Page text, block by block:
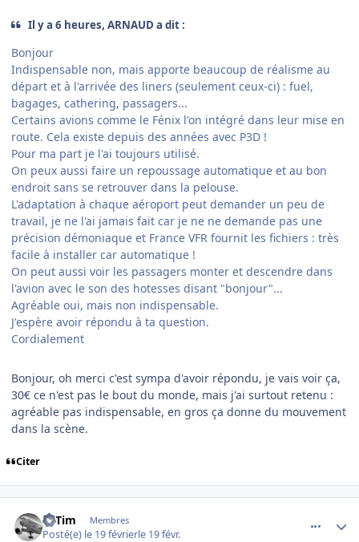
Il y a 6 heures, ARNAUD a dit :
Bonjour
Indispensable non, mais apporte beaucoup de réalisme au
départ et à l'arrivée des liners (seulement ceux-ci) : fuel,
bagages, cathering, passagers...
Certains avions comme le Fénix l'on intégré dans leur mise en
route. Cela existe depuis des années avec P3D !
Pour ma part je l'ai toujours utilisé.
On peux aussi faire un repoussage automatique et au bon
endroit sans se retrouver dans la pelouse.
L'adaptation à chaque aéroport peut demander un peu de
travail, je ne l'ai jamais fait car je ne ne demande pas une
précision démoniaque et France VFR fournit les fichiers : très
facile à installer car automatique !
On peut aussi voir les passagers monter et descendre dans
l'avion avec le son des hotesses disant "bonjour"...
Agréable oui, mais non indispensable.
J'espère avoir répondu à ta question.
Cordialement
Bonjour, oh merci c'est sympa d'avoir répondu, je vais voir ça,
30€ ce n'est pas le bout du monde, mais j'ai surtout retenu :
agréable pas indispensable, en gros ça donne du mouvement
dans la scène.
Citer
30Tim Membres
Posté(e) le 19 févrierle 19 févr.